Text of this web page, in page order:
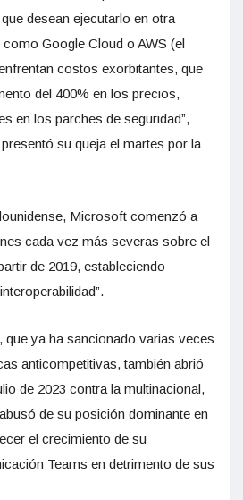
desean ejecutarlo en otra
Google Cloud o AWS (el
costos exorbitantes, que
del 400% en los precios,
en los parches de seguridad”,
su queja el martes por la
Microsoft comenzó a
cada vez más severas sobre el
de 2019, estableciendo
que ya ha sancionado varias veces
anticompetitivas, también abrió
de 2023 contra la multinacional,
de su posición dominante en
el crecimiento de su
Teams en detrimento de sus